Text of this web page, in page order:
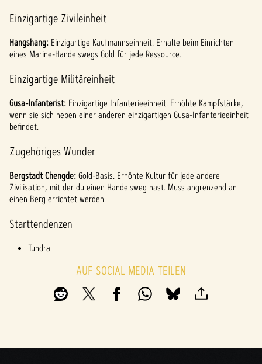
Einzigartige Zivileinheit
Hangshang: Einzigartige Kaufmannseinheit. Erhalte beim Einrichten
eines Marine-Handelswegs Gold für jede Ressource.
Einzigartige Militäreinheit
Gusa-Infanterist: Einzigartige Infanterieeinheit. Erhöhte Kampfstärke,
wenn sie sich neben einer anderen einzigartigen Gusa-Infanterieeinheit
befindet.
Zugehöriges Wunder
Bergstadt Chengde:Gold-Basis. Erhöhte Kultur für jede andere
Zivilisation, mit der du einen Handelsweg hast. Muss angrenzend an
einen Berg errichtet werden.
Starttendenzen
Tundra
AUF SOCIAL MEDIA TEILEN